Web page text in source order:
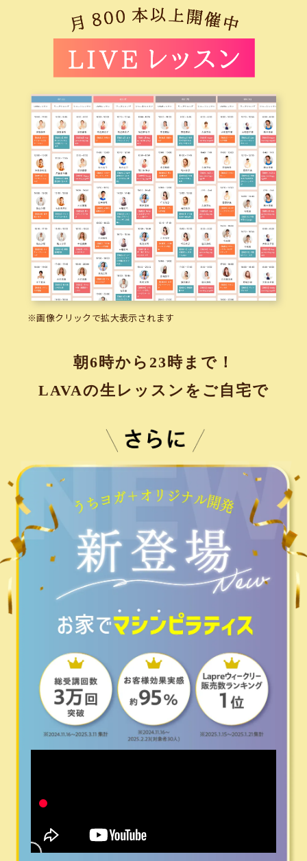
※画像クリックで拡大表示されます
朝6時から23時まで！
LAVAの生レッスンをご自宅で